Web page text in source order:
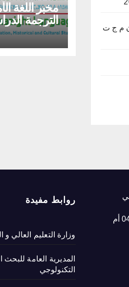
ج أ ب/ن م ج ت
مخبر اللغة
الترجمة
والثقافية
ص.ب 358 طريق قسنطينة 04000 أم
روابط مفيدة
وزارة التعليم العالي و
المديرية العامة للبحث
التكنولوجي